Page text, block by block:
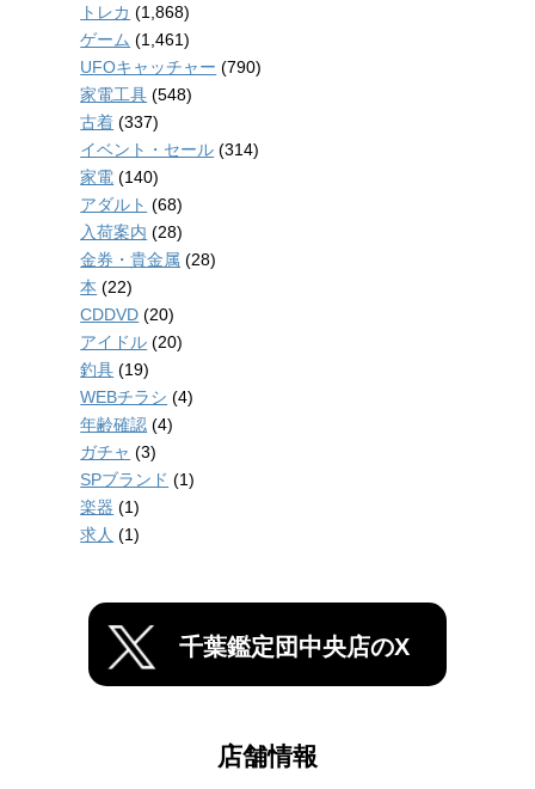
トレカ (1,868)
ゲーム (1,461)
UFOキャッチャー (790)
家電工具 (548)
古着 (337)
イベント・セール (314)
家電 (140)
アダルト (68)
入荷案内 (28)
金券・貴金属 (28)
本 (22)
CDDVD (20)
アイドル (20)
釣具 (19)
WEBチラシ (4)
年齢確認 (4)
ガチャ (3)
SPブランド (1)
楽器 (1)
求人 (1)
千葉鑑定団中央店のX
店舗情報